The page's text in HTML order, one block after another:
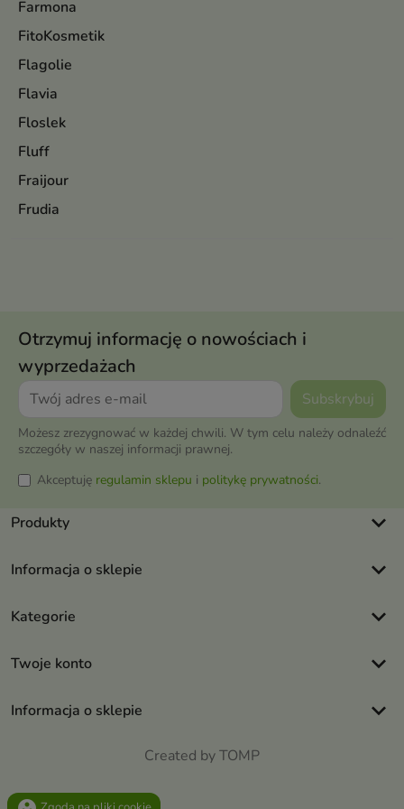
Farmona
FitoKosmetik
Flagolie
Flavia
Floslek
Fluff
Fraijour
Frudia
Otrzymuj informację o nowościach i
wyprzedażach
Możesz zrezygnować w każdej chwili. W tym celu należy odnaleźć
szczegóły w naszej informacji prawnej.
Akceptuję regulamin sklepu i politykę prywatności.
Produkty keyboard_arrow_down
Informacja o sklepie keyboard_arrow_down
Kategorie keyboard_arrow_down
Twoje konto keyboard_arrow_down
Informacja o sklepie keyboard_arrow_down
Created by TOMP